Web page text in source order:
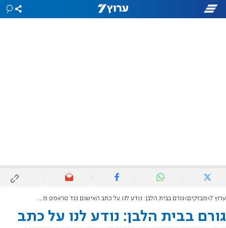
ערוץ 7 מבזקים גורם בבית הלבן: נודע לנו על כתב האישום נגד טראמפ מהתקשורת
גורם בבית הלבן: נודע לנו על כתב